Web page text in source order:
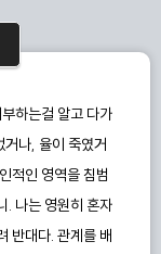
하는걸 알고 다가
나, 율이 죽였거
적인 영역을 침범
. 나는 영원히 혼자
반대다. 관계를 배